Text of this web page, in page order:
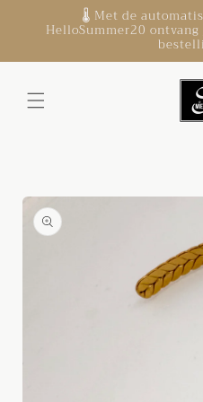
content
🌡️ Met de
HelloSummer20